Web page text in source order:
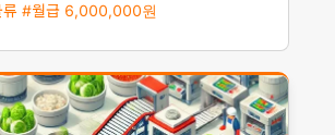
류 #월급 6,000,000원